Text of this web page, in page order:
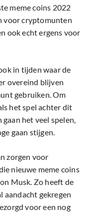
meme coins 2022
voor cryptomunten
ook echt ergens voor
in tijden waar de
overeind blijven
gebruiken. Om
het spel achter dit
het veel spelen,
gaan stijgen.
zorgen voor
nieuwe meme coins
Musk. Zo heeft de
gekregen
voor een nog